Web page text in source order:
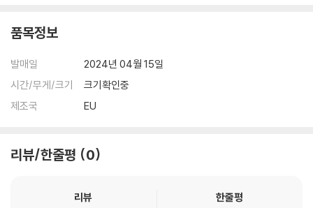
품목정보
발매일
2024년 04월 15일
시간/무게/크기
크기확인중
제조국
EU
리뷰/한줄평 0
리뷰
한줄평